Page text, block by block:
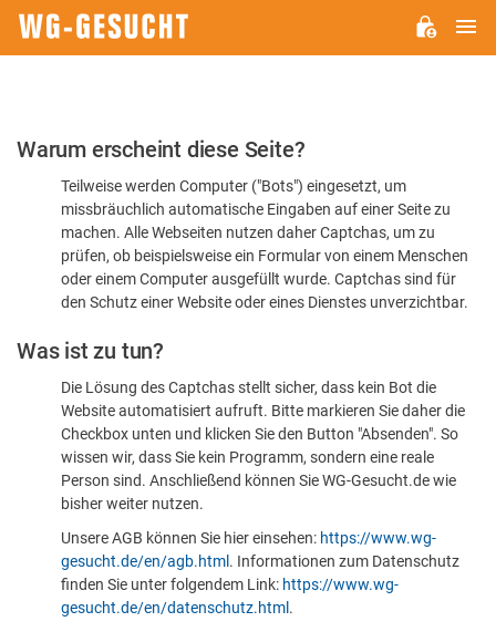
Bitte
dass
sind
Warum erscheint diese Seite?
Teilweise werden Computer ("Bots") eingesetzt, um
missbräuchlich automatische Eingaben auf einer Seite zu
machen. Alle Webseiten nutzen daher Captchas, um zu
prüfen, ob beispielsweise ein Formular von einem Menschen
oder einem Computer ausgefüllt wurde. Captchas sind für
den Schutz einer Website oder eines Dienstes unverzichtbar.
Was ist zu tun?
Die Lösung des Captchas stellt sicher, dass kein Bot die
Website automatisiert aufruft. Bitte markieren Sie daher die
Checkbox unten und klicken Sie den Button "Absenden". So
wissen wir, dass Sie kein Programm, sondern eine reale
Person sind. Anschließend können Sie WG-Gesucht.de wie
bisher weiter nutzen.
Unsere AGB können Sie hier einsehen: https://www.wg-
gesucht.de/en/agb.html . Informationen zum Datenschutz
finden Sie unter folgendem Link: https://www.wg-
gesucht.de/en/datenschutz.html .